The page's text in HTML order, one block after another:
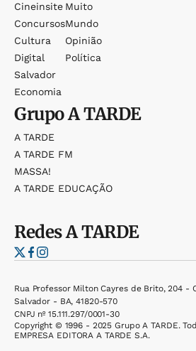
Cineinsite
Concursos
Cultura
Digital
Salvador
Economia
Muito
Mundo
Opinião
Política
GrupoA TARDE
A TARDE
A TARDE FM
MASSA!
A TARDE EDUCAÇÃO
RedesA TARDE
Rua Professor Milton Cayres de Brito, 204 -
Salvador - BA, 41820-570
CNPJ nº 15.111.297/0001-30
Copyright © 1996 - 2025 Grupo A TARDE.
EMPRESA EDITORA A TARDE S.A.